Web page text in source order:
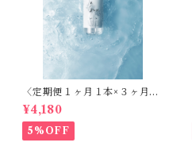
〈定期便１ヶ月１本×３ヶ月〉
天然シリカ化粧水 ラ・グレー
ス 再生 -（エビデンス取得
済）150ml
¥4,180
5%OFF